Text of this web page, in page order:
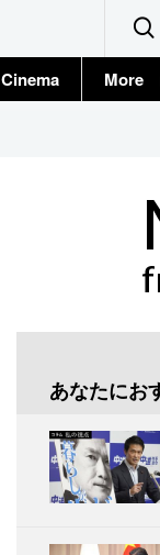
Cinema More
あなたにお